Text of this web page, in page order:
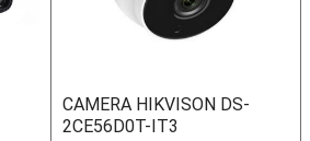
CAMERA HIKVISON DS-
2CE56D0T-IT3